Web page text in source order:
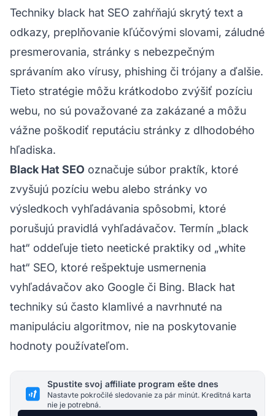
Techniky black hat SEO zahŕňajú skrytý text a
odkazy, preplňovanie kľúčovými slovami, záludné
presmerovania, stránky s nebezpečným
správaním ako vírusy, phishing či trójany a ďalšie.
Tieto stratégie môžu krátkodobo zvýšiť pozíciu
webu, no sú považované za zakázané a môžu
vážne poškodiť reputáciu stránky z dlhodobého
hľadiska.
Black Hat SEO označuje súbor praktík, ktoré
zvyšujú pozíciu webu alebo stránky vo
výsledkoch vyhľadávania spôsobmi, ktoré
porušujú pravidlá vyhľadávačov. Termín „black
hat“ oddeľuje tieto neetické praktiky od „white
hat“ SEO, ktoré rešpektuje usmernenia
vyhľadávačov ako Google či Bing. Black hat
techniky sú často klamlivé a navrhnuté na
manipuláciu algoritmov, nie na poskytovanie
hodnoty používateľom.
Spustite svoj affiliate program ešte dnes
Nastavte pokročilé sledovanie za pár minút. Kreditná karta
nie je potrebná.